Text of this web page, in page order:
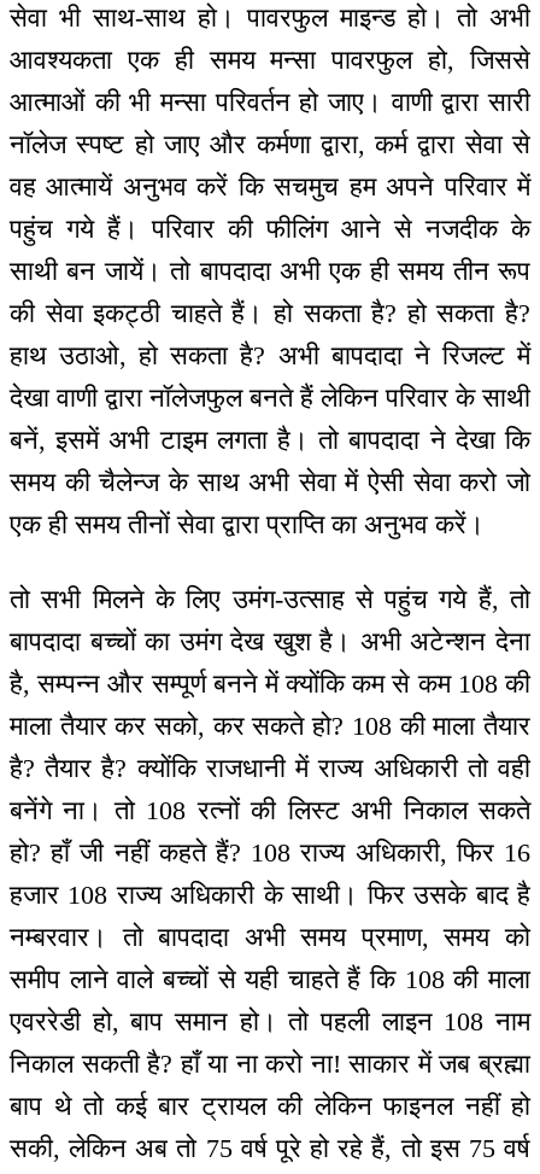
सेवा भी साथ-साथ हो। पावरफुल माइन्ड हो। तो अभी
आवश्यकता एक ही समय मन्सा पावरफुल हो, जिससे
आत्माओं की भी मन्सा परिवर्तन हो जाए। वाणी द्वारा सारी
नॉलेज स्पष्ट हो जाए और कर्मणा द्वारा, कर्म द्वारा सेवा से
वह आत्मायें अनुभव करें कि सचमुच हम अपने परिवार में
पहुंच गये हैं। परिवार की फीलिंग आने से नजदीक के
साथी बन जायें। तो बापदादा अभी एक ही समय तीन रूप
की सेवा इकट्ठी चाहते हैं। हो सकता है? हो सकता है?
हाथ उठाओ, हो सकता है? अभी बापदादा ने रिजल्ट में
देखा वाणी द्वारा नॉलेजफुल बनते हैं लेकिन परिवार के साथी
बनें, इसमें अभी टाइम लगता है। तो बापदादा ने देखा कि
समय की चैलेन्ज के साथ अभी सेवा में ऐसी सेवा करो जो
एक ही समय तीनों सेवा द्वारा प्राप्ति का अनुभव करें।
तो सभी मिलने के लिए उमंग-उत्साह से पहुंच गये हैं, तो
बापदादा बच्चों का उमंग देख खुश है। अभी अटेन्शन देना
है, सम्पन्न और सम्पूर्ण बनने में क्योंकि कम से कम 108 की
माला तैयार कर सको, कर सकते हो? 108 की माला तैयार
है? तैयार है? क्योंकि राजधानी में राज्य अधिकारी तो वही
बनेंगे ना। तो 108 रत्नों की लिस्ट अभी निकाल सकते
हो? हाँ जी नहीं कहते हैं? 108 राज्य अधिकारी, फिर 16
हजार 108 राज्य अधिकारी के साथी। फिर उसके बाद है
नम्बरवार। तो बापदादा अभी समय प्रमाण, समय को
समीप लाने वाले बच्चों से यही चाहते हैं कि 108 की माला
एवररेडी हो, बाप समान हो। तो पहली लाइन 108 नाम
निकाल सकती है? हाँ या ना करो ना! साकार में जब ब्रह्मा
बाप थे तो कई बार ट्रायल की लेकिन फाइनल नहीं हो
सकी, लेकिन अब तो 75 वर्ष पूरे हो रहे हैं, तो इस 75 वर्ष